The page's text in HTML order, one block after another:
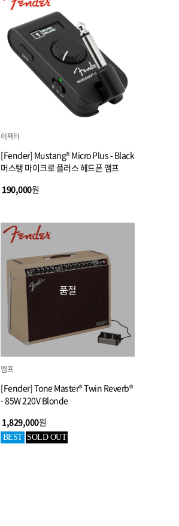
이펙터
[Fender] Mustang® Micro Plus - Black
머스탱 마이크로 플러스 헤드폰 앰프
190,000원
품절
엠프
[Fender] Tone Master® Twin Reverb®
- 85W 220V Blonde
1,829,000원
BEST SOLD OUT